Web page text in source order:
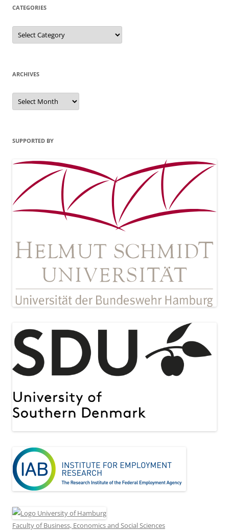
CATEGORIES
Categories
ARCHIVES
Archives
SUPPORTED BY
Faculty of Business, Economics and Social Sciences